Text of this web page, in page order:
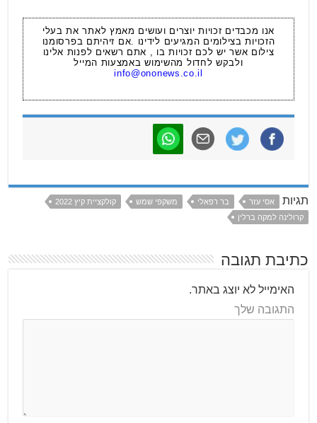
אנו מכבדים זכויות יוצרים ועושים מאמץ לאתר את בעלי
הזכויות בצילומים המגיעים לידינו .אם זיהיתם בפרסומנו
צילום אשר יש לכם זכויות בו , אתם רשאים לפנות אלינו
ולבקש לחדול מהשימוש באמצעות המייל
info@ononews.co.il
תגיות אסי עזר בר רפאלי משקפי שמש
קולקציית קיץ 2022
קרולינה למקה ברלין
כתיבת תגובה
האימייל לא יוצג באתר.
התגובה שלך